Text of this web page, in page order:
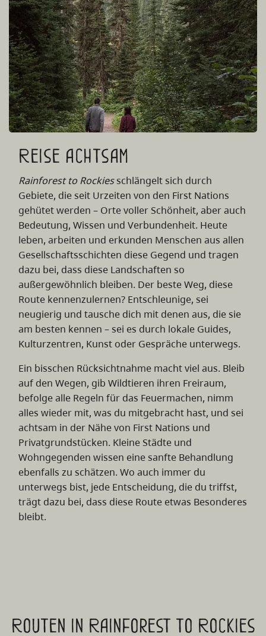
Reise achtsam
Rainforest to Rockiesschlängelt sich durch
Gebiete, die seit Urzeiten von den First Nations
gehütet werden – Orte voller Schönheit, aber auch
Bedeutung, Wissen und Verbundenheit. Heute
leben, arbeiten und erkunden Menschen aus allen
Gesellschaftsschichten diese Gegend und tragen
dazu bei, dass diese Landschaften so
außergewöhnlich bleiben. Der beste Weg, diese
Route kennenzulernen? Entschleunige, sei
neugierig und tausche dich mit denen aus, die sie
am besten kennen – sei es durch lokale Guides,
Kulturzentren, Kunst oder Gespräche unterwegs.
Ein bisschen Rücksichtnahme macht viel aus. Bleib
auf den Wegen, gib Wildtieren ihren Freiraum,
befolge alle Regeln für das Feuermachen, nimm
alles wieder mit, was du mitgebracht hast, und sei
achtsam in der Nähe von First Nations und
Privatgrundstücken. Kleine Städte und
Wohngegenden wissen eine sanfte Behandlung
ebenfalls zu schätzen. Wo auch immer du
unterwegs bist, jede Entscheidung, die du triffst,
trägt dazu bei, dass diese Route etwas Besonderes
bleibt.
Routen in Rainforest to Rockies